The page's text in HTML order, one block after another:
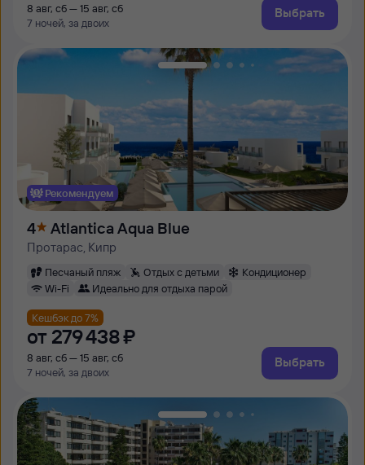
8 авг, сб — 15 авг, сб
7 ночей, за двоих
Выбрать
Рекомендуем
4 Atlantica Aqua Blue
Протарас, Кипр
Песчаный пляж Отдых с детьми
Кондиционер
Wi-Fi
Идеально для отдыха парой
Кешбэк до 7%
от 279 ⁠438 ⁠₽
8 авг, сб — 15 авг, сб
7 ночей, за двоих
Выбрать